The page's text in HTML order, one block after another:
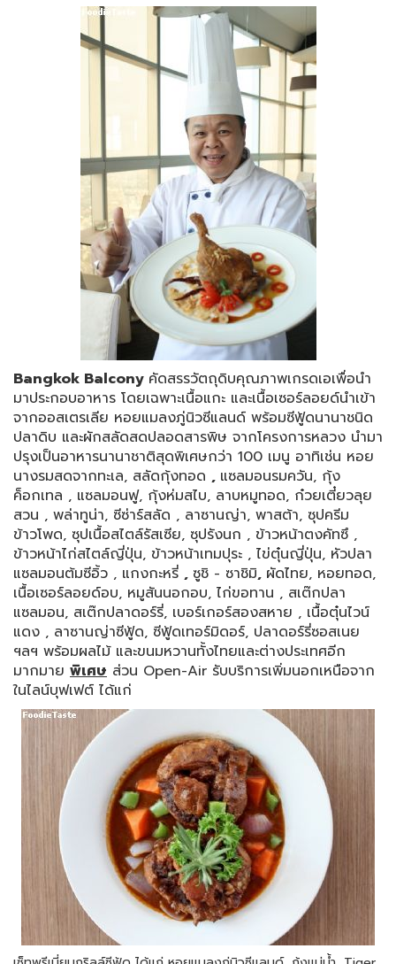
Bangkok Balcony คัดสรรวัตถุดิบคุณภาพเกรดเอเพื่อนำ
มาประกอบอาหาร โดยเฉพาะเนื้อแกะ และเนื้อเซอร์ลอยด์นำเข้า
จากออสเตรเลีย หอยแมลงภู่นิวซีแลนด์ พร้อมซีฟู้ดนานาชนิด
ปลาดิบ และผักสลัดสดปลอดสารพิษ จากโครงการหลวง นำมา
ปรุงเป็นอาหารนานาชาติสุดพิเศษกว่า 100 เมนู อาทิเช่น หอย
นางรมสดจากทะเล, สลัดกุ้งทอด , แซลมอนรมควัน, กุ้ง
ค็อกเทล , แซลมอนฟู, กุ้งห่มสไบ, ลาบหมูทอด, ก๋วยเตี๋ยวลุย
สวน , พล่าทูน่า, ซีซ่าร์สลัด , ลาซานญ่า, พาสต้า, ซุปครีม
ข้าวโพด, ซุปเนื้อสไตล์รัสเซีย, ซุปรังนก , ข้าวหน้าตงคัทซึ ,
ข้าวหน้าไก่สไตล์ญี่ปุ่น, ข้าวหน้าเทมปุระ , ไข่ตุ๋นญี่ปุ่น, หัวปลา
แซลมอนต้มซีอิ้ว , แกงกะหรี่ , ซูชิ - ซาชิมิ, ผัดไทย, หอยทอด,
เนื้อเซอร์ลอยด์อบ, หมูสันนอกอบ, ไก่ขอทาน , สเต๊กปลา
แซลมอน, สเต๊กปลาดอร์รี่, เบอร์เกอร์สองสหาย , เนื้อตุ๋นไวน์
แดง , ลาซานญ่าซีฟู้ด, ซีฟู้ดเทอร์มิดอร์, ปลาดอร์รี่ซอสเนย
ฯลฯ พร้อมผลไม้ และขนมหวานทั้งไทยและต่างประเทศอีก
มากมาย พิเศษ ส่วน Open-Air รับบริการเพิ่มนอกเหนือจาก
ในไลน์บุฟเฟต์ ได้แก่